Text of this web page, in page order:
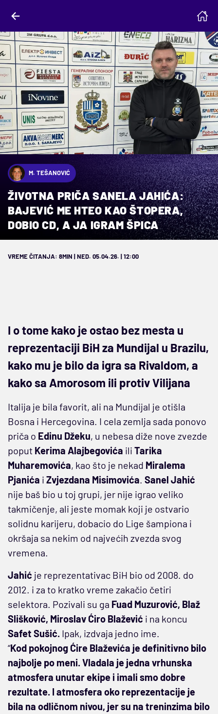
M. TEŠANOVIĆ
ŽIVOTNA PRIČA SANELA JAHIĆA:
BAJEVIĆ ME HTEO KAO ŠTOPERA,
DOBIO CD, A JA IGRAM ŠPICA
VREME ČITANJA: 8MIN | NED. 05.04.26. | 12:00
I o tome kako je ostao bez mesta u
reprezentaciji BiH za Mundijal u Brazilu,
kako mu je bilo da igra sa Rivaldom, a
kako sa Amorosom ili protiv Vilijana
Italija je bila favorit, ali na Mundijal je otišla
Bosna i Hercegovina. I cela zemlja sada ponovo
priča o Edinu Džeku, u nebesa diže nove zvezde
poput Kerima Alajbegovića ili Tarika
Muharemovića, kao što je nekad Miralema
Pjanića i Zvjezdana Misimovića. Sanel Jahić
nije baš bio u toj grupi, jer nije igrao veliko
takmičenje, ali jeste momak koji je ostvario
solidnu karijeru, dobacio do Lige šampiona i
okršaja sa nekim od najvećih zvezda svog
vremena.
Jahić je reprezentativac BiH bio od 2008. do
2012. i za to kratko vreme zakačio četiri
selektora. Pozivali su ga Fuad Muzurović, Blaž
Slišković, Miroslav Ćiro Blažević i na koncu
Safet Sušić. Ipak, izdvaja jedno ime.
“Kod pokojnog Ćire Blaževića je definitivno bilo
najbolje po meni. Vladala je jedna vrhunska
atmosfera unutar ekipe i imali smo dobre
rezultate. I atmosfera oko reprezentacije je
bila na odličnom nivou, jer su na treninzima bilo